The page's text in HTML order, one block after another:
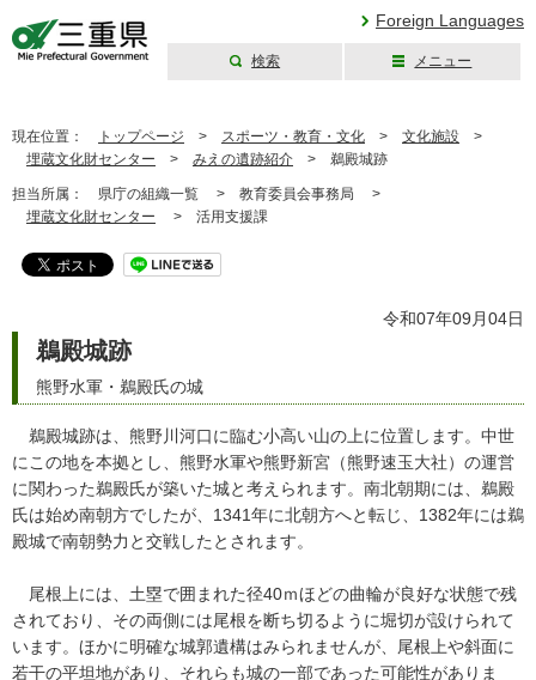
Foreign Languages
検索 メニュー
現在位置： トップページ > スポーツ・教育・文化 > 文化施設 >
埋蔵文化財センター > みえの遺跡紹介 > 鵜殿城跡
担当所属： 県庁の組織一覧 > 教育委員会事務局 >
埋蔵文化財センター > 活用支援課
令和07年09月04日
鵜殿城跡
熊野水軍・鵜殿氏の城
鵜殿城跡は、熊野川河口に臨む小高い山の上に位置します。中世
にこの地を本拠とし、熊野水軍や熊野新宮（熊野速玉大社）の運営
に関わった鵜殿氏が築いた城と考えられます。南北朝期には、鵜殿
氏は始め南朝方でしたが、1341年に北朝方へと転じ、1382年には鵜
殿城で南朝勢力と交戦したとされます。
尾根上には、土塁で囲まれた径40ｍほどの曲輪が良好な状態で残
されており、その両側には尾根を断ち切るように堀切が設けられて
います。ほかに明確な城郭遺構はみられませんが、尾根上や斜面に
若干の平坦地があり、それらも城の一部であった可能性がありま